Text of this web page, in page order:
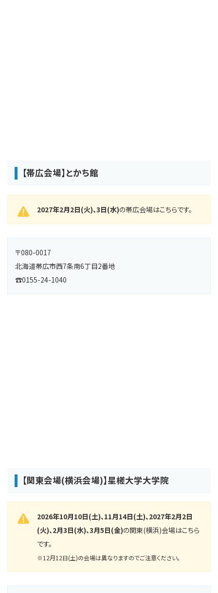
【帯広会場】とかち館
2027年2月2日(火)、3日(水)の帯広会場はこちらです。
〒080-0017
北海道帯広市西7条南6丁目2番地
☎0155-24-1040
【関東会場(横浜会場)】星槎大学大学院
2026年10月10日(土)、11月14日(土)、2027年2月2日
(火)、2月3日(水)、3月5日(金)の関東(横浜)会場はこちら
です。
※12月12日(土)の会場は異なりますのでご注意ください。